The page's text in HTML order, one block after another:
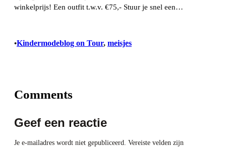
winkelprijs! Een outfit t.w.v. €75,- Stuur je snel een…
•Kindermodeblog on Tour, meisjes
Comments
Geef een reactie
Je e-mailadres wordt niet gepubliceerd. Vereiste velden zijn